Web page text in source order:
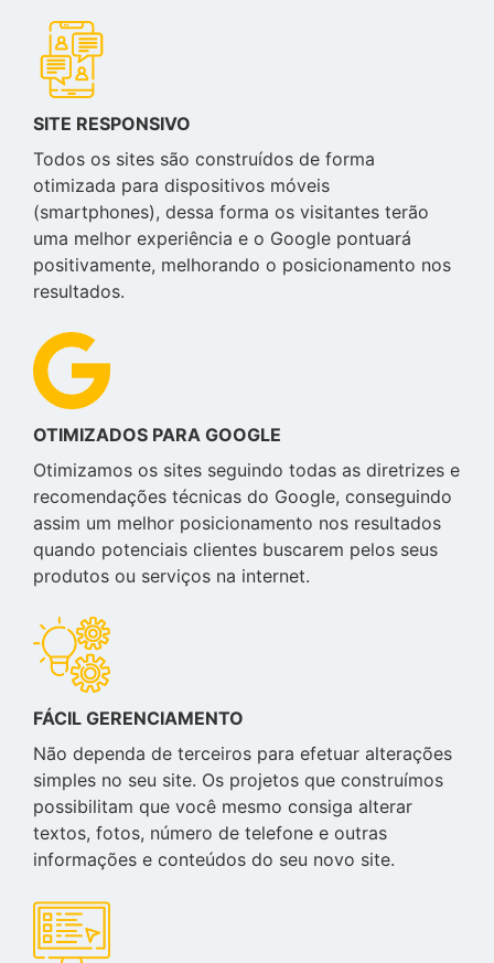
SITE RESPONSIVO
Todos os sites são construídos de forma
otimizada para dispositivos móveis
(smartphones), dessa forma os visitantes terão
uma melhor experiência e o Google pontuará
positivamente, melhorando o posicionamento nos
resultados.
OTIMIZADOS PARA GOOGLE
Otimizamos os sites seguindo todas as diretrizes e
recomendações técnicas do Google, conseguindo
assim um melhor posicionamento nos resultados
quando potenciais clientes buscarem pelos seus
produtos ou serviços na internet.
FÁCIL GERENCIAMENTO
Não dependa de terceiros para efetuar alterações
simples no seu site. Os projetos que construímos
possibilitam que você mesmo consiga alterar
textos, fotos, número de telefone e outras
informações e conteúdos do seu novo site.